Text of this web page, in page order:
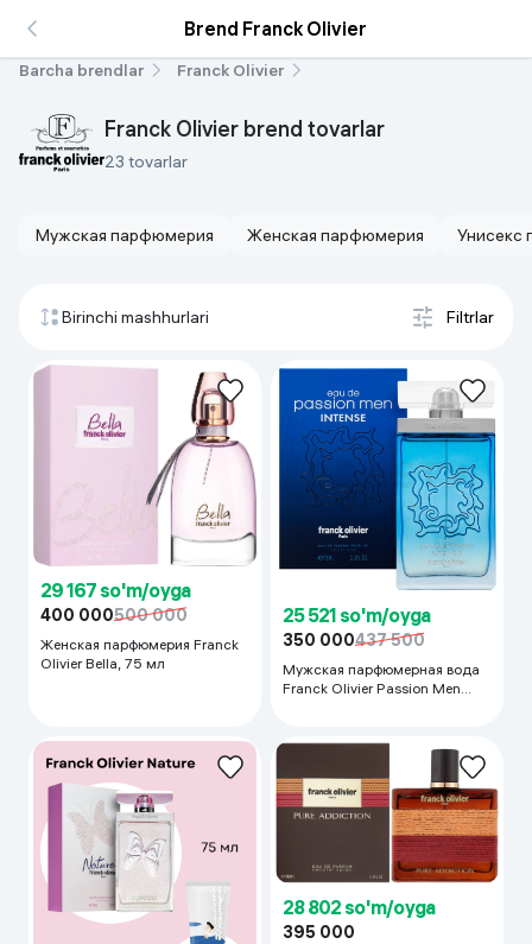
Brend Franck Olivier
Barcha brendlar Franck Olivier
Franck Olivier brend tovarlar
23 tovarlar
Мужская парфюмерия Женская парфюмерия Унисекс
Birinchi mashhurlari Filtrlar
29 167 so'm/oyga
400 000500 000
Женская парфюмерия Franck
Olivier Bella, 75 мл
25 521 so'm/oyga
350 000437 500
Мужская парфюмерная вода
Franck Olivier Passion Men
28 802 so'm/oyga
395 000